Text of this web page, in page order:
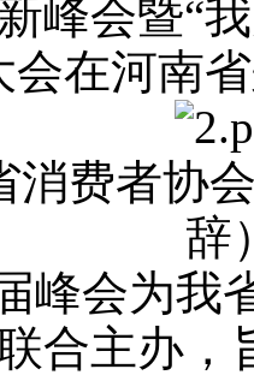
峰会暨“
会在河南
消费者协
辞
峰会为我
合主办，